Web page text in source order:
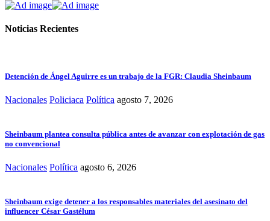
Noticias Recientes
Detención de Ángel Aguirre es un trabajo de la FGR: Claudia Sheinbaum
Nacionales Policiaca Política agosto 7, 2026
Sheinbaum plantea consulta pública antes de avanzar con explotación de gas
no convencional
Nacionales Política agosto 6, 2026
Sheinbaum exige detener a los responsables materiales del asesinato del
influencer César Gastélum